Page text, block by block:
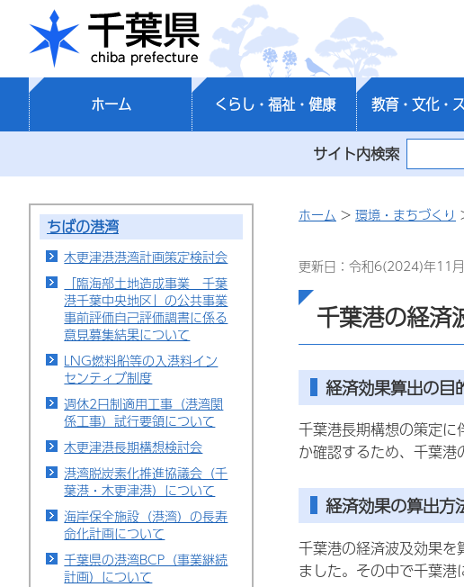
千葉県
ホーム くらし・福祉・健康 教育・文化・
サイト内検索
ちばの港湾
木更津港港湾計画策定検討会
「臨海部土地造成事業 千葉
港千葉中央地区」の公共事業
事前評価自己評価調書に係る
意見募集結果について
LNG燃料船等の入港料イン
センティブ制度
週休2日制適用工事（港湾関
係工事）試行要領について
木更津港長期構想検討会
港湾脱炭素化推進協議会（千
葉港・木更津港）について
海岸保全施設（港湾）の長寿
命化計画について
千葉県の港湾BCP（事業継続
計画）について
ホーム > 環境・まちづくり
更新日：令和6(2024)年11
千葉港の経済
経済効果算出の目
千葉港長期構想の策定
か確認するため、千葉港
経済効果の算出方
千葉港の経済波及効果
ました。その中で千葉港